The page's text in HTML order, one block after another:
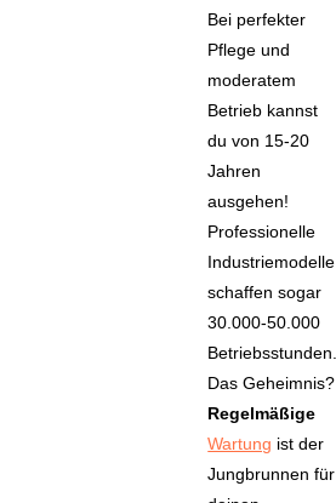
Bei perfekter
Pflege und
moderatem
Betrieb kannst
du von 15-20
Jahren
ausgehen!
Professionelle
Industriemodelle
schaffen sogar
30.000-50.000
Betriebsstunden.
Das Geheimnis?
Regelmäßige
Wartung ist der
Jungbrunnen für